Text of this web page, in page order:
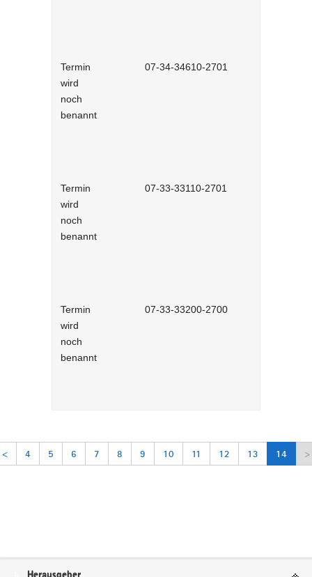
Termin
wird
noch
benannt
07-34-34610-2701
Termin
wird
noch
benannt
07-33-33110-2701
Termin
wird
noch
benannt
07-33-33200-2700
< 4 5 6 7 8 9 10 11 12 13 14 >
Service